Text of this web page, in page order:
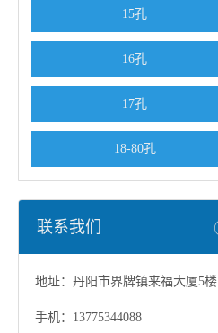
15孔
16孔
17孔
18-80孔
联系我们
地址：丹阳市界牌镇来福大厦5楼
手机：13775344088